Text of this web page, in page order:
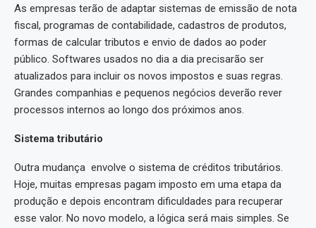
As empresas terão de adaptar sistemas de emissão de nota
fiscal, programas de contabilidade, cadastros de produtos,
formas de calcular tributos e envio de dados ao poder
público. Softwares usados no dia a dia precisarão ser
atualizados para incluir os novos impostos e suas regras.
Grandes companhias e pequenos negócios deverão rever
processos internos ao longo dos próximos anos.
Sistema tributário
Outra mudança envolve o sistema de créditos tributários.
Hoje, muitas empresas pagam imposto em uma etapa da
produção e depois encontram dificuldades para recuperar
esse valor. No novo modelo, a lógica será mais simples. Se